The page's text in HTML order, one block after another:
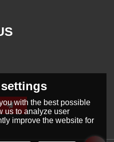
with the best possible
us to analyze user
improve the website for